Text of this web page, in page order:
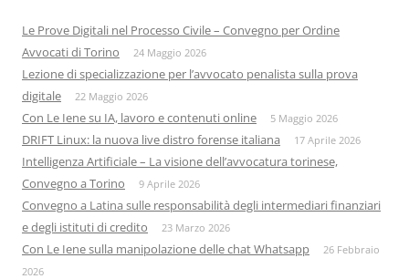
Le Prove Digitali nel Processo Civile – Convegno per Ordine
Avvocati di Torino
24 Maggio 2026
Lezione di specializzazione per l’avvocato penalista sulla prova
digitale
22 Maggio 2026
Con Le Iene su IA, lavoro e contenuti online 5 Maggio 2026
DRIFT Linux: la nuova live distro forense italiana 17 Aprile 2026
Intelligenza Artificiale – La visione dell’avvocatura torinese,
Convegno a Torino
9 Aprile 2026
Convegno a Latina sulle responsabilità degli intermediari finanziari
e degli istituti di credito
23 Marzo 2026
Con Le Iene sulla manipolazione delle chat Whatsapp
26 Febbraio
2026